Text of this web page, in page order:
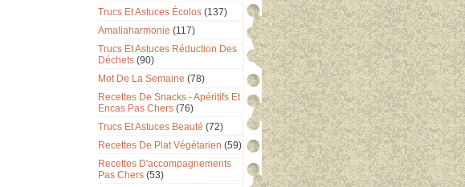
Trucs Et Astuces Écolos (137)
Amaliaharmonie (117)
Trucs Et Astuces Réduction Des
Déchets (90)
Mot De La Semaine (78)
Recettes De Snacks - Apéritifs Et
Encas Pas Chers (76)
Trucs Et Astuces Beauté (72)
Recettes De Plat Végétarien (59)
Recettes D'accompagnements
Pas Chers (53)